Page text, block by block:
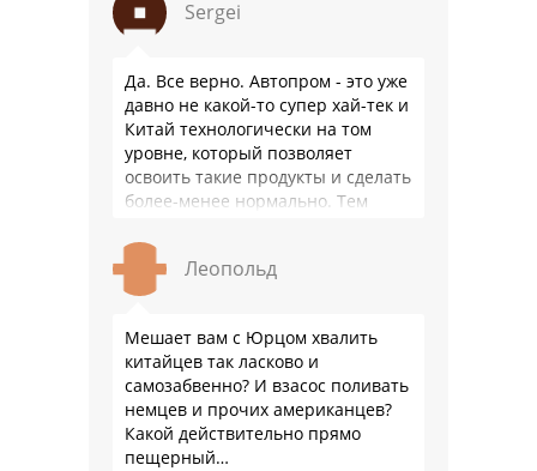
Sergei
Да. Все верно. Автопром - это уже
давно не какой-то супер хай-тек и
Китай технологически на том
уровне, который позволяет
освоить такие продукты и сделать
более-менее нормально. Тем
Леопольд
Мешает вам с Юрцом хвалить
китайцев так ласково и
самозабвенно? И взасос поливать
немцев и прочих американцев?
Какой действительно прямо
пещерный…